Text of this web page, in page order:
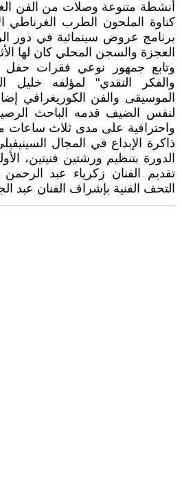
أنشطة متنوعة وصلات من الفن
كناوة الملحون الطرب الغرناطي
برنامج عروض سينمائية في دور
العجزة والسجن المحلي كان لها
وتابع جمهور نوعي فقرات حفل
والفكر النقدي" لمؤلفه خليل
الموسيقى والفن الكوريغرافي
لنفس الضيف قدمه الباحث
واحترافية على مدى ثلاث ساعات
ذاكرة الإبداع في المجال
الدورة بتنظيم ورشتين فنيتين،
تقديم الفنان زكرياء عبد الرحمن
التحف الفنية بإشراف الفنان عبد